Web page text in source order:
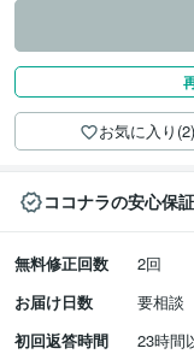
お気に入り(2)
ココナラの安心保証
無料修正回数
2回
お届け日数
要相談
初回返答時間
23時間